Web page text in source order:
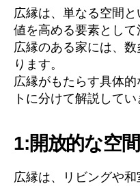
広縁は、単なる空間
値を高める要素として
広縁のある家には、
ります。
広縁がもたらす具体
トに分けて解説してい
1:開放的な空
広縁は、リビングや